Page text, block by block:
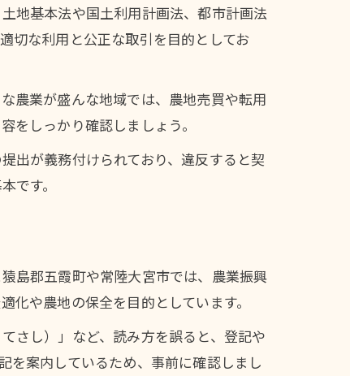
地基本法や国土利用計画法、都市計画法
切な利用と公正な取引を目的としてお
農業が盛んな地域では、農地売買や転用
をしっかり確認しましょう。
出が義務付けられており、違反すると契
です。
島郡五霞町や常陸大宮市では、農業振興
や農地の保全を目的としています。
さし）」など、読み方を誤ると、登記や
を案内しているため、事前に確認しまし